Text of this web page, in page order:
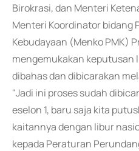
Birokrasi, dan Menteri
Menteri Koordinator bidang
Kebudayaan (Menko PMK)
mengemukakan keputusan
dibahas dan dibicarakan
"Jadi ini proses sudah
eselon 1, baru saja kita
kaitannya dengan libur
kepada Peraturan